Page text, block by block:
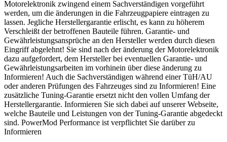
Motorelektronik zwingend einem Sachverständigen vorgeführt
werden, um die änderungen in die Fahrzeugpapiere eintragen zu
lassen. Jegliche Herstellergarantie erlischt, es kann zu höherem
Verschleißt der betroffenen Bauteile führen. Garantie- und
Gewährleistungsansprüche an den Hersteller werden durch diesen
Eingriff abgelehnt! Sie sind nach der änderung der Motorelektronik
dazu aufgefordert, dem Hersteller bei eventuellen Garantie- und
Gewährleistungsarbeiten im vorhinein über diese änderung zu
Informieren! Auch die Sachverständigen während einer TüH/AU
oder anderen Prüfungen des Fahrzeuges sind zu Informieren! Eine
zusätzliche Tuning-Garantie ersetzt nicht den vollen Umfang der
Herstellergarantie. Informieren Sie sich dabei auf unserer Webseite,
welche Bauteile und Leistungen von der Tuning-Garantie abgedeckt
sind. PowerMod Performance ist verpflichtet Sie darüber zu
Informieren